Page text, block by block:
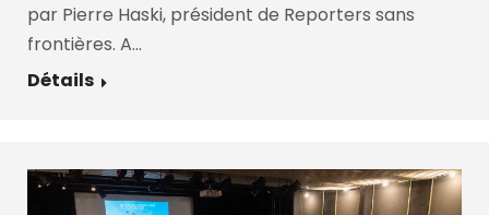
par Pierre Haski, président de Reporters sans
frontières. A…
Détails